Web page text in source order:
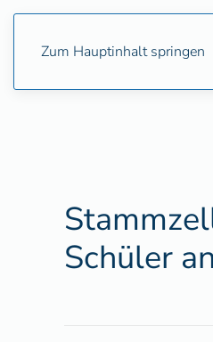
Zum Hauptinhalt springen
Schüler